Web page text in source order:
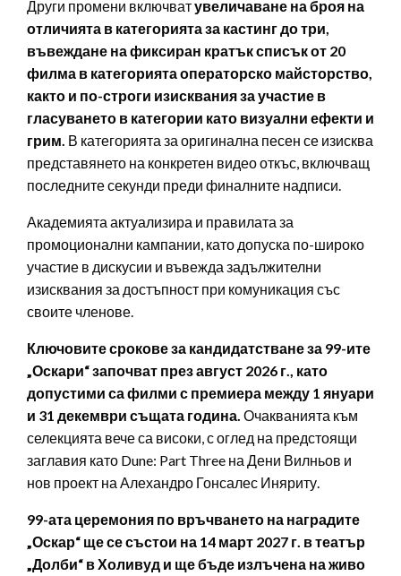
Други промени включватувеличаване на броя на
отличията в категорията за кастинг до три,
въвеждане на фиксиран кратък списък от 20
филма в категорията операторско майсторство,
както и по-строги изисквания за участие в
гласуването в категории като визуални ефекти и
грим. В категорията за оригинална песен се изисква
представянето на конкретен видео откъс, включващ
последните секунди преди финалните надписи.
Академията актуализира и правилата за
промоционални кампании, като допуска по-широко
участие в дискусии и въвежда задължителни
изисквания за достъпност при комуникация със
своите членове.
Ключовите срокове за кандидатстване за 99-ите
„Оскари“ започват през август 2026 г., като
допустими са филми с премиера между 1 януари
и 31 декември същата година. Очакванията към
селекцията вече са високи, с оглед на предстоящи
заглавия като Dune: Part Three на Дени Вилньов и
нов проект на Алехандро Гонсалес Иняриту.
99-ата церемония по връчването на наградите
„Оскар“ ще се състои на 14 март 2027 г. в театър
„Долби“ в Холивуд и ще бъде излъчена на живо